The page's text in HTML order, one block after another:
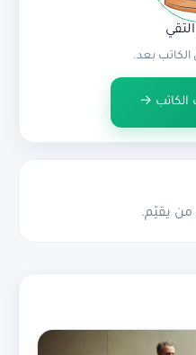
الكاتب بعد.
→
من يقيّم.